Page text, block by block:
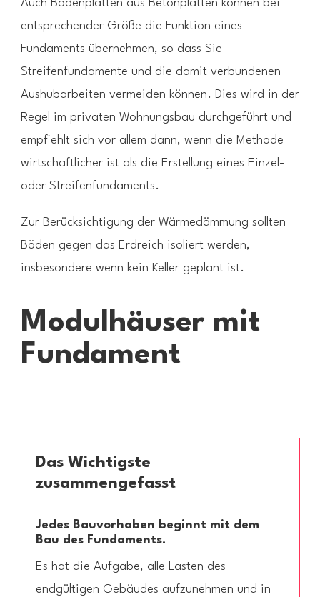
Auch Bodenplatten aus Betonplatten können bei
entsprechender Größe die Funktion eines
Fundaments übernehmen, so dass Sie
Streifenfundamente und die damit verbundenen
Aushubarbeiten vermeiden können. Dies wird in der
Regel im privaten Wohnungsbau durchgeführt und
empfiehlt sich vor allem dann, wenn die Methode
wirtschaftlicher ist als die Erstellung eines Einzel-
oder Streifenfundaments.
Zur Berücksichtigung der Wärmedämmung sollten
Böden gegen das Erdreich isoliert werden,
insbesondere wenn kein Keller geplant ist.
Modulhäuser mit
Fundament
ab 62.000 EUR
auf Anfrage
ab 56.000 EUR
ab 104.500 EUR
Das Wichtigste
zusammengefasst
Jedes Bauvorhaben beginnt mit dem
Bau des Fundaments.
Es hat die Aufgabe, alle Lasten des
endgültigen Gebäudes aufzunehmen und in